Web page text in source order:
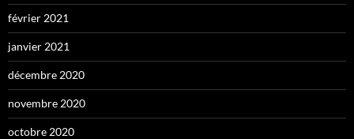
février 2021
janvier 2021
décembre 2020
novembre 2020
octobre 2020